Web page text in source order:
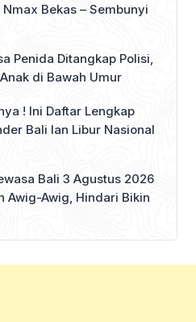
Bekas – Sembunyi
Penida Ditangkap Polisi,
di Bawah Umur
! Ini Daftar Lengkap
Bali lan Libur Nasional
Bali 3 Agustus 2026
Awig-Awig, Hindari Bikin